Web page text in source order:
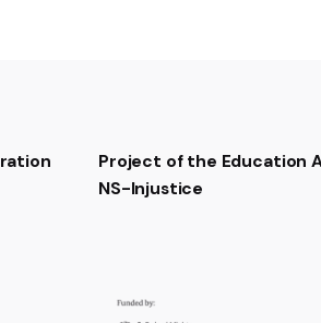
Project of the Education
NS-Injustice